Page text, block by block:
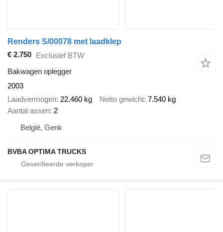
Renders S/00078 met laadklep
€ 2.750 Exclusief BTW
Bakwagen oplegger
2003
Laadvermogen 22.460 kg Netto gewicht 7.540 kg
Aantal assen 2
België, Genk
BVBA OPTIMA TRUCKS